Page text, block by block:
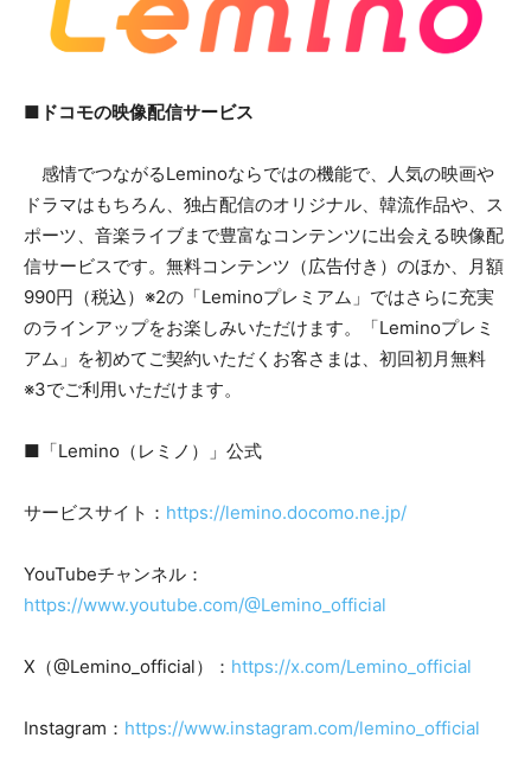
■ドコモの映像配信サービス
感情でつながるLeminoならではの機能で、人気の映画や
ドラマはもちろん、独占配信のオリジナル、韓流作品や、ス
ポーツ、音楽ライブまで豊富なコンテンツに出会える映像配
信サービスです。無料コンテンツ（広告付き）のほか、月額
990円（税込）※2の「Leminoプレミアム」ではさらに充実
のラインアップをお楽しみいただけます。「Leminoプレミ
アム」を初めてご契約いただくお客さまは、初回初月無料
※3でご利用いただけます。
■「Lemino（レミノ）」公式
サービスサイト： https://lemino.docomo.ne.jp/
YouTubeチャンネル：
https://www.youtube.com/@Lemino_official
X（@Lemino_official）： https://x.com/Lemino_official
Instagram： https://www.instagram.com/lemino_official